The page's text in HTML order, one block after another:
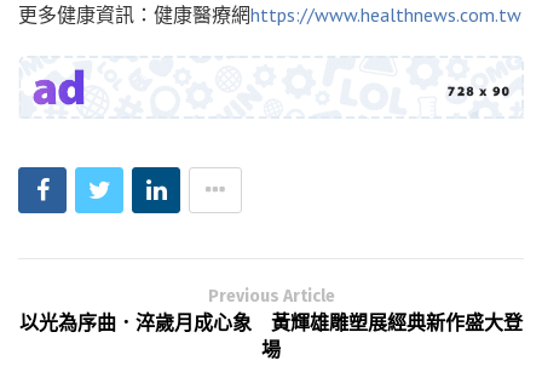
更多健康資訊：健康醫療網https://www.healthnews.com.tw
Previous Article
以光為序曲．淬歲月成心象 黃輝雄雕塑展經典新作盛大登
場